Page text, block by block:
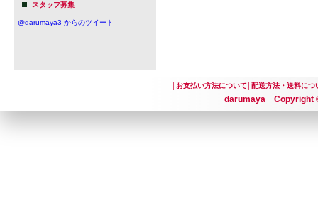
スタッフ募集
@darumaya3 からのツイート
お支払い方法について│ 配送方法・送料につ
darumaya Copyright